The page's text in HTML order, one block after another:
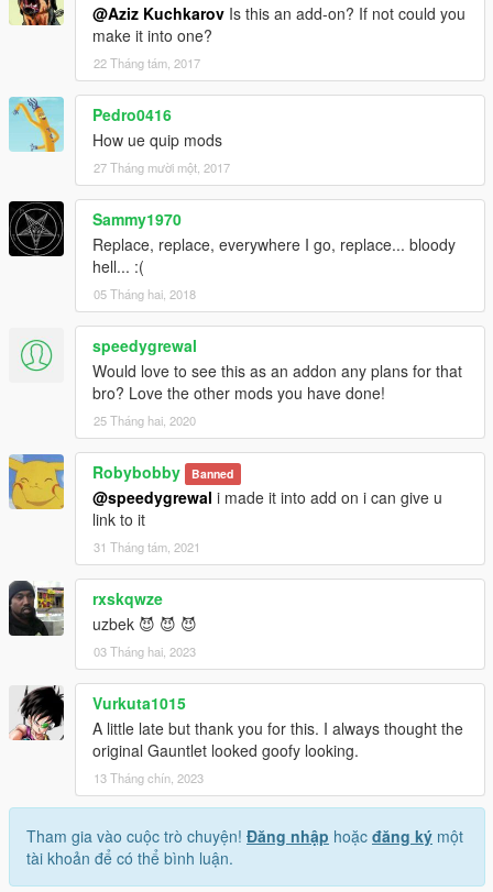
@Aziz Kuchkarov Is this an add-on? If not could you
make it into one?
22 Tháng tám, 2017
Pedro0416
How ue quip mods
27 Tháng mười một, 2017
Sammy1970
Replace, replace, everywhere I go, replace... bloody
hell... :(
05 Tháng hai, 2018
speedygrewal
Would love to see this as an addon any plans for that
bro? Love the other mods you have done!
25 Tháng hai, 2020
Robybobby Banned
@speedygrewal i made it into add on i can give u
link to it
31 Tháng tám, 2021
rxskqwze
uzbek 😈 😈 😈
03 Tháng hai, 2023
Vurkuta1015
A little late but thank you for this. I always thought the
original Gauntlet looked goofy looking.
13 Tháng chín, 2023
Tham gia vào cuộc trò chuyện! Đăng nhập hoặc đăng ký một
tài khoản để có thể bình luận.